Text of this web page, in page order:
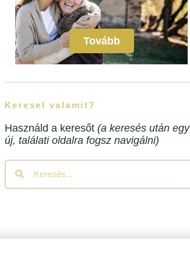
Tovább
Keresel valamit?
Használd a keresőt (a keresés után egy
új, találati oldalra fogsz navigálni)
Keresés